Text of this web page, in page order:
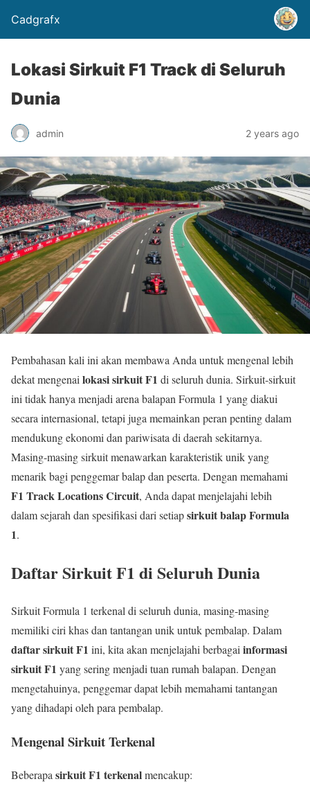
Cadgrafx
Lokasi Sirkuit F1 Track di Seluruh
Dunia
admin 2 years ago
Pembahasan kali ini akan membawa Anda untuk mengenal lebih
dekat mengenai lokasi sirkuit F1 di seluruh dunia. Sirkuit-sirkuit
ini tidak hanya menjadi arena balapan Formula 1 yang diakui
secara internasional, tetapi juga memainkan peran penting dalam
mendukung ekonomi dan pariwisata di daerah sekitarnya.
Masing-masing sirkuit menawarkan karakteristik unik yang
menarik bagi penggemar balap dan peserta. Dengan memahami
F1 Track Locations Circuit, Anda dapat menjelajahi lebih
dalam sejarah dan spesifikasi dari setiapsirkuit balap Formula
1.
Daftar Sirkuit F1 di Seluruh Dunia
Sirkuit Formula 1 terkenal di seluruh dunia, masing-masing
memiliki ciri khas dan tantangan unik untuk pembalap. Dalam
daftar sirkuit F1 ini, kita akan menjelajahi berbagai informasi
sirkuit F1 yang sering menjadi tuan rumah balapan. Dengan
mengetahuinya, penggemar dapat lebih memahami tantangan
yang dihadapi oleh para pembalap.
Mengenal Sirkuit Terkenal
Beberapasirkuit F1 terkenalmencakup: